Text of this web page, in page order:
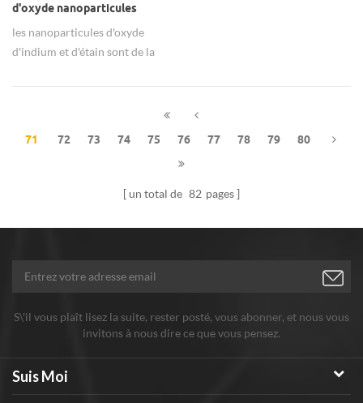
d'oxyde nanoparticules
les nanoparticules d'oxyde
d'indium et d'étain sont de la
matières premières cibles d'ito.
71 72 73 74 75 76 77 78 79 80
un total de 82 pages
S\'il vous plaît lisez la suite, rester posté, vous abonner, et nous vous
invitons à nous dire ce que vous pensez.
Suis Moi